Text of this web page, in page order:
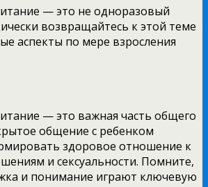
— это не одноразовый
возвращайтесь к этой теме
аспекты по мере взросления
— это важная часть общего
общение с ребенком
здоровое отношение к
и сексуальности. Помните,
и понимание играют ключевую